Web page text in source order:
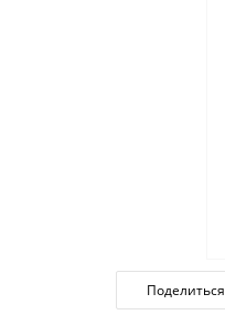
Поделиться